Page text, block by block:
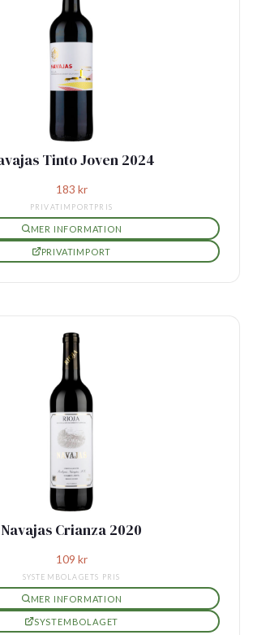
Tinto Joven 2024
183 kr
PRIVATIMPORTPRIS
MER INFORMATION
PRIVATIMPORT
Navajas Crianza 2020
109 kr
SYSTEMBOLAGETS PRIS
MER INFORMATION
SYSTEMBOLAGET